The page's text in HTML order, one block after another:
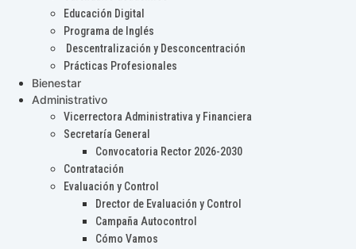
Educación Digital
Programa de Inglés
Descentralización y Desconcentración
Prácticas Profesionales
Bienestar
Administrativo
Vicerrectora Administrativa y Financiera
Secretaría General
Convocatoria Rector 2026-2030
Contratación
Evaluación y Control
Drector de Evaluación y Control
Campaña Autocontrol
Cómo Vamos